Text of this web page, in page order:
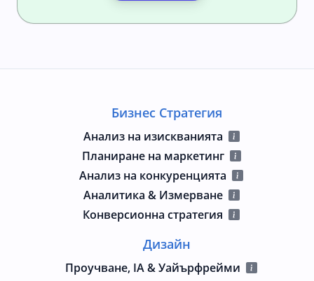
Бизнес Стратегия
Анализ на изискванията
Планиране на маркетинг
Анализ на конкуренцията
Аналитика & Измерване
Конверсионна стратегия
Дизайн
Проучване, IA & Уайърфрейми